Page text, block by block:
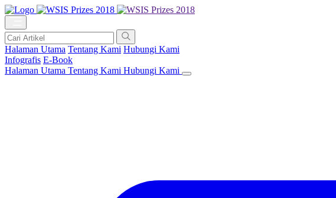
Halaman Utama Tentang Kami Hubungi Kami
Infografis E-Book
Halaman Utama Tentang Kami Hubungi Kami